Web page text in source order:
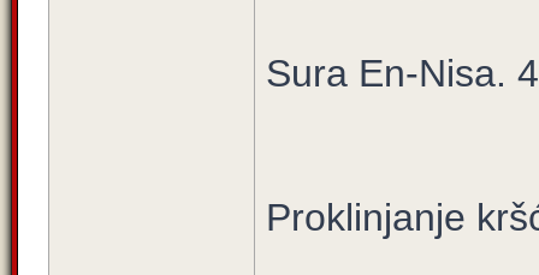
Sura En-Nisa.
Proklinjanje